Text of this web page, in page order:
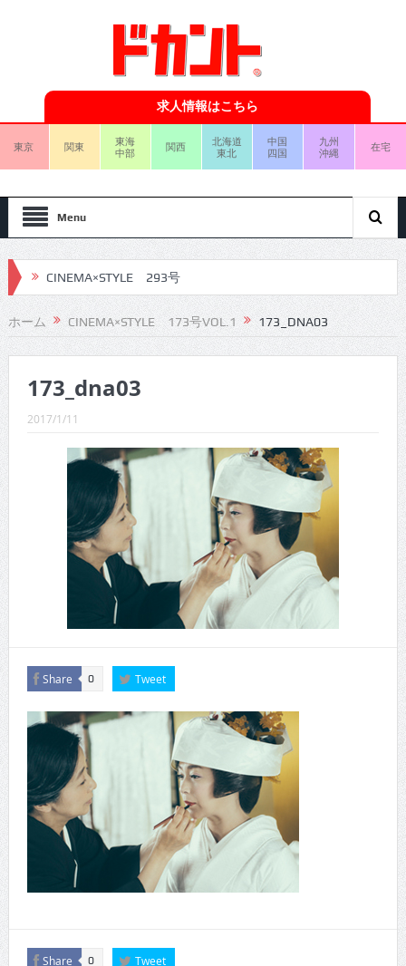
求人情報はこちら
東京 関東
東海
中部
関西
北海道
東北
中国
四国
九州
沖縄
在宅
Menu
CINEMA×STYLE 293号
CINEMA×STYLE 292号
CINEMA×STYLE 291号
CINEMA×STYLE 290号
CINEMA×STYLE 289号
CINEMA×STYLE 288号
CINEMA×STYLE 287号
CINEMA×STYLE 286号
CINEMA×STYLE 285号
CINEMA×STYLE 294号
ホーム CINEMA×STYLE 173号VOL.1 173_DNA03
173_dna03
2017/1/11
Share 0 Tweet
Share 0 Tweet